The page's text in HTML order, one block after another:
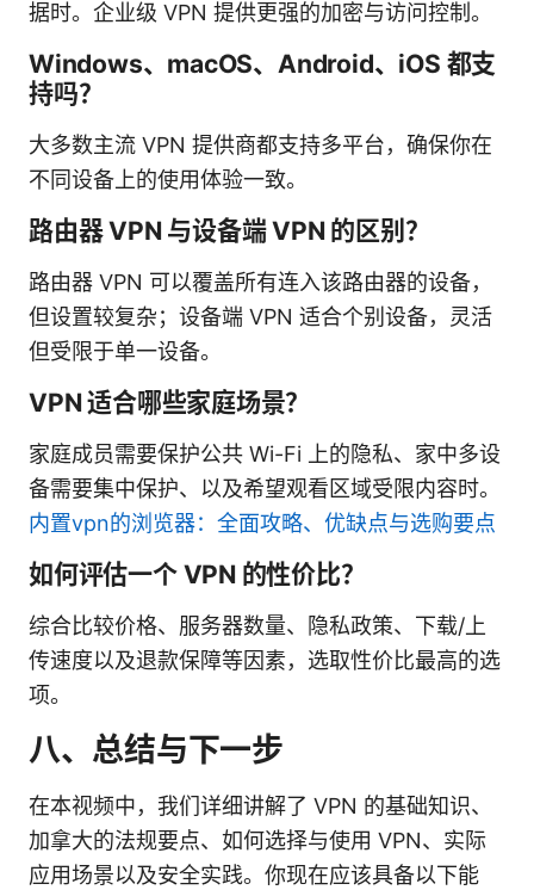
据时。企业级 VPN 提供更强的加密与访问控制。
Windows、macOS、Android、iOS 都支
持吗？
大多数主流 VPN 提供商都支持多平台，确保你在
不同设备上的使用体验一致。
路由器 VPN 与设备端 VPN 的区别？
路由器 VPN 可以覆盖所有连入该路由器的设备，
但设置较复杂；设备端 VPN 适合个别设备，灵活
但受限于单一设备。
VPN 适合哪些家庭场景？
家庭成员需要保护公共 Wi-Fi 上的隐私、家中多设
备需要集中保护、以及希望观看区域受限内容时。
内置vpn的浏览器：全面攻略、优缺点与选购要点
如何评估一个 VPN 的性价比？
综合比较价格、服务器数量、隐私政策、下载/上
传速度以及退款保障等因素，选取性价比最高的选
项。
八、总结与下一步
在本视频中，我们详细讲解了 VPN 的基础知识、
加拿大的法规要点、如何选择与使用 VPN、实际
应用场景以及安全实践。你现在应该具备以下能